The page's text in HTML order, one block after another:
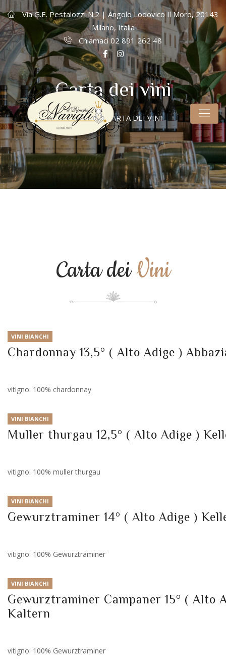
Via G.E. Pestalozzi N.2 | Angolo Lodovico Il Moro, 20143
Milano, Italia
Chiamaci 02 891 262 48
Carta dei vini
HOME CARTA DEI VINI
Carta deiVini
VINI BIANCHI
Chardonnay 13,5° ( Alto Adige )
vitigno: 100% chardonnay
VINI BIANCHI
Muller thurgau 12,5° ( Alto Adige )
vitigno: 100% muller thurgau
VINI BIANCHI
Gewurztraminer 14° ( Alto Adige )
vitigno: 100% Gewurztraminer
VINI BIANCHI
Gewurztraminer Campaner 15° ( Alto
Kaltern
vitigno: 100% Gewurztraminer